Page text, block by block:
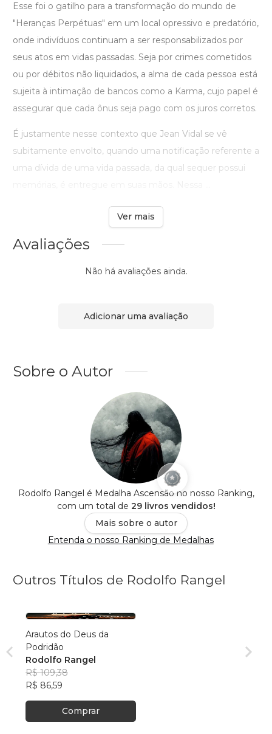
Esse foi o gatilho para a transformação do mundo de
"Heranças Perpétuas" em um local opressivo e predatório,
onde indivíduos continuam a ser responsabilizados por
seus atos em vidas passadas. Seja por crimes cometidos
ou por débitos não liquidados, a alma de cada pessoa está
sujeita à intimação de bancos como a Karma, cujo papel é
assegurar que cada ônus seja pago com os juros corretos.
É justamente nesse contexto que Jean Vidal se vê
subitamente envolto, quando uma notificação referente a
uma dívida de uma vida passada, da qual sequer possui
Ver mais
Avaliações
Não há avaliações ainda.
Adicionar uma avaliação
Sobre o Autor
Rodolfo Rangel é Medalha Ascensão no nosso Ranking,
com um total de 29 livros vendidos!
Mais sobre o autor
Entenda o nosso Ranking de Medalhas
Outros Títulos de Rodolfo Rangel
Arautos do Deus da
Podridão
Rodolfo Rangel
R$ 109,38
R$ 86,59
Comprar